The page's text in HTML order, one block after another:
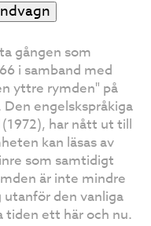
gången som
i samband med
yttre rymden" på
engelskspråkiga
har nått ut till
kan läsas av
som samtidigt
är inte mindre
den vanliga
tiden ett här och nu.